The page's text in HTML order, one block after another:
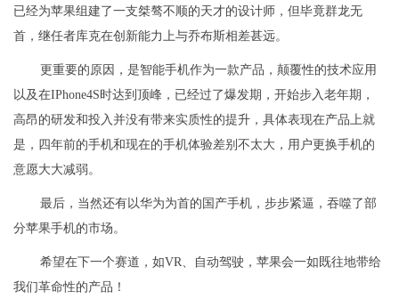
已经为苹果组建了一支桀骜不顺的天才的设计师，但毕竟群龙无
首，继任者库克在创新能力上与乔布斯相差甚远。
更重要的原因，是智能手机作为一款产品，颠覆性的技术应用
以及在IPhone4S时达到顶峰，已经过了爆发期，开始步入老年期，
高昂的研发和投入并没有带来实质性的提升，具体表现在产品上就
是，四年前的手机和现在的手机体验差别不太大，用户更换手机的
意愿大大减弱。
最后，当然还有以华为为首的国产手机，步步紧逼，吞噬了部
分苹果手机的市场。
希望在下一个赛道，如VR、自动驾驶，苹果会一如既往地带给
我们革命性的产品！